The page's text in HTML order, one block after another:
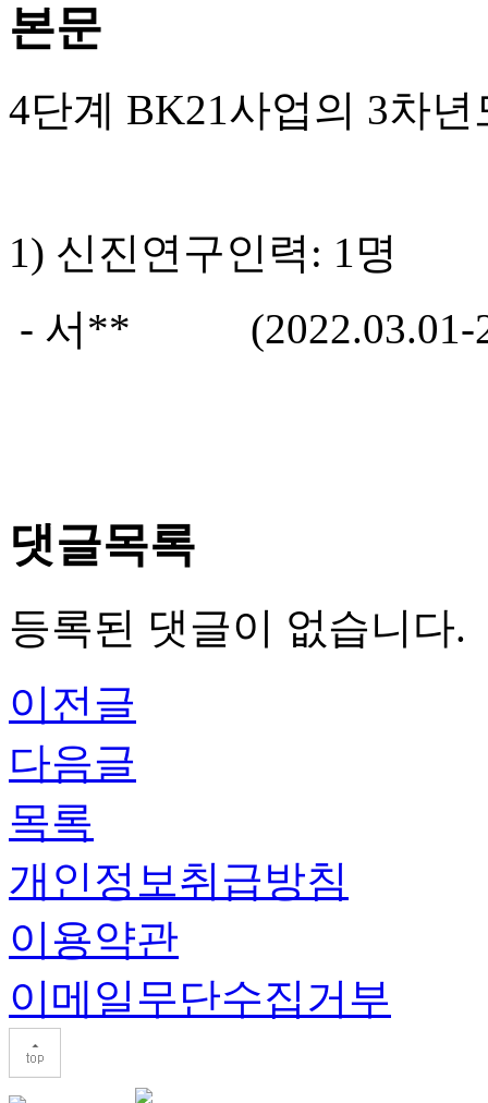
본문
4단계 BK21사업의 3차
1) 신진연구인력: 1명
- 서** (2022.03.01-
댓글목록
등록된 댓글이 없습니다.
이전글
다음글
목록
개인정보취급방침
이용약관
이메일무단수집거부